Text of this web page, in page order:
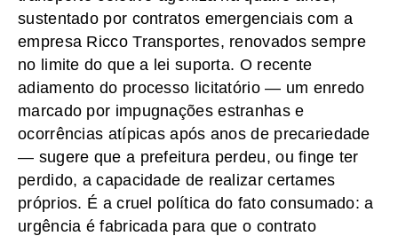
sustentado por contratos emergenciais com a
empresa Ricco Transportes, renovados sempre
no limite do que a lei suporta. O recente
adiamento do processo licitatório — um enredo
marcado por impugnações estranhas e
ocorrências atípicas após anos de precariedade
— sugere que a prefeitura perdeu, ou finge ter
perdido, a capacidade de realizar certames
próprios. É a cruel política do fato consumado: a
urgência é fabricada para que o contrato